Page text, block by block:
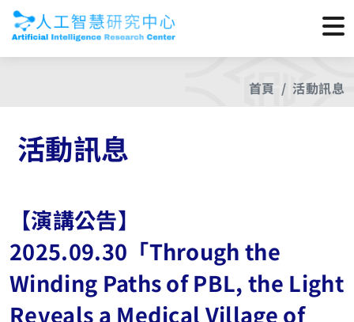
首頁 活動訊息
活動訊息
【演講公告】
2025.09.30「Through the
Winding Paths of PBL, the Light
Reveals a Medical Village of